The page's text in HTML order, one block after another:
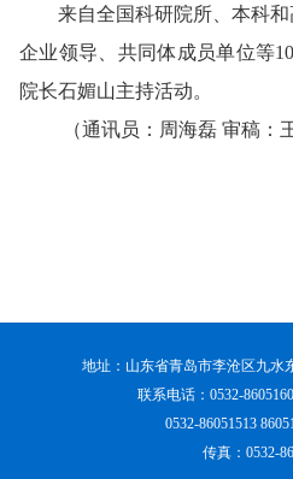
来自全国科研院所、本科和
企业领导
共同体成员单位等
院长石媚山主持活动。
（通讯员：周海磊 审稿
地址：山东省青岛市李沧区九
联系电话：0532-
0532-86051513
传真：0532-